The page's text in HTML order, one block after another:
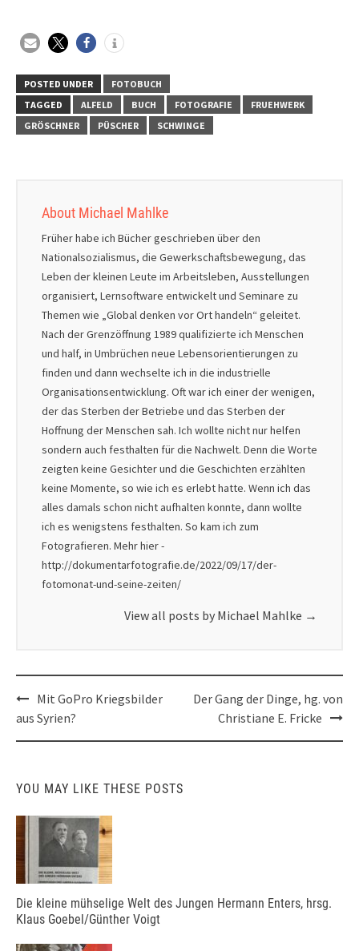
POSTED UNDER
FOTOBUCH
TAGGED
ALFELD BUCH FOTOGRAFIE
FRUEHWERK
GRÖSCHNER
PÜSCHER SCHWINGE
About Michael Mahlke
Früher habe ich Bücher geschrieben über den
Nationalsozialismus, die Gewerkschaftsbewegung, das
Leben der kleinen Leute im Arbeitsleben, Ausstellungen
organisiert, Lernsoftware entwickelt und Seminare zu
Themen wie „Global denken vor Ort handeln“ geleitet.
Nach der Grenzöffnung 1989 qualifizierte ich Menschen
und half, in Umbrüchen neue Lebensorientierungen zu
finden und dann wechselte ich in die industrielle
Organisationsentwicklung. Oft war ich einer der wenigen,
der das Sterben der Betriebe und das Sterben der
Hoffnung der Menschen sah. Ich wollte nicht nur helfen
sondern auch festhalten für die Nachwelt. Denn die Worte
zeigten keine Gesichter und die Geschichten erzählten
keine Momente, so wie ich es erlebt hatte. Wenn ich das
alles damals schon nicht aufhalten konnte, dann wollte
ich es wenigstens festhalten. So kam ich zum
Fotografieren. Mehr hier -
http://dokumentarfotografie.de/2022/09/17/der-
fotomonat-und-seine-zeiten/
View all posts by Michael Mahlke →
Post
navigation
Mit GoPro Kriegsbilder
aus Syrien?
Der Gang der Dinge, hg. von
Christiane E. Fricke
YOU MAY LIKE THESE POSTS
Die kleine mühselige Welt des Jungen Hermann Enters, hrsg.
Klaus Goebel/Günther Voigt